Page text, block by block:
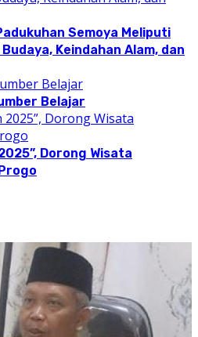
Semoya Meliputi
Keindahan Alam, dan
Belajar
Dorong Wisata